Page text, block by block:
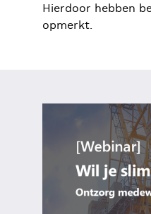
Hierdoor hebben
opmerkt.